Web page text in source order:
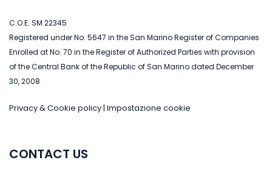
C.O.E. SM 22345
Registered under No. 5647 in the San Marino Register of Companies
Enrolled at No. 70 in the Register of Authorized Parties with provision
of the Central Bank of the Republic of San Marino dated December
30, 2008
Privacy & Cookie policy| Impostazione cookie
CONTACT US